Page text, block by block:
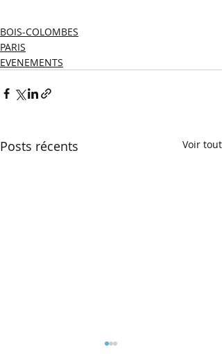
BOIS-COLOMBES
PARIS
EVENEMENTS
Posts récents Voir tout